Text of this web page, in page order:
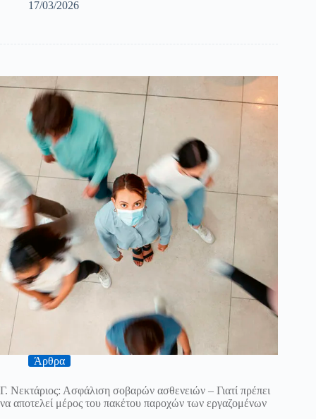
17/03/2026
Άρθρα
Γ. Νεκτάριος: Ασφάλιση σοβαρών ασθενειών – Γιατί πρέπει
να αποτελεί μέρος του πακέτου παροχών των εργαζομένων